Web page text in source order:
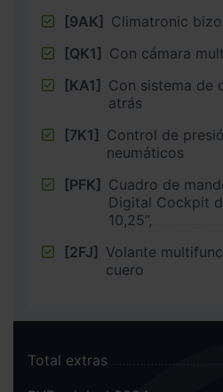
[9AK] Climatronic
[QK1] Con cámara
[KA1] Con sistema de
atrás
[7K1] Control de
neumáticos
[PFK] Cuadro de
Digital Cockpit
10,25”,
[2FJ] Volante
cuero
Total extras